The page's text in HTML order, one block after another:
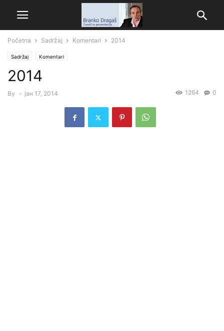
Početna Sadržaj Komentari 2014
Sadržaj Komentari
2014
By - јан 17, 2014 0
1264